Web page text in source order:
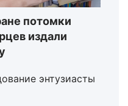
потомки
издали
энтузиасты